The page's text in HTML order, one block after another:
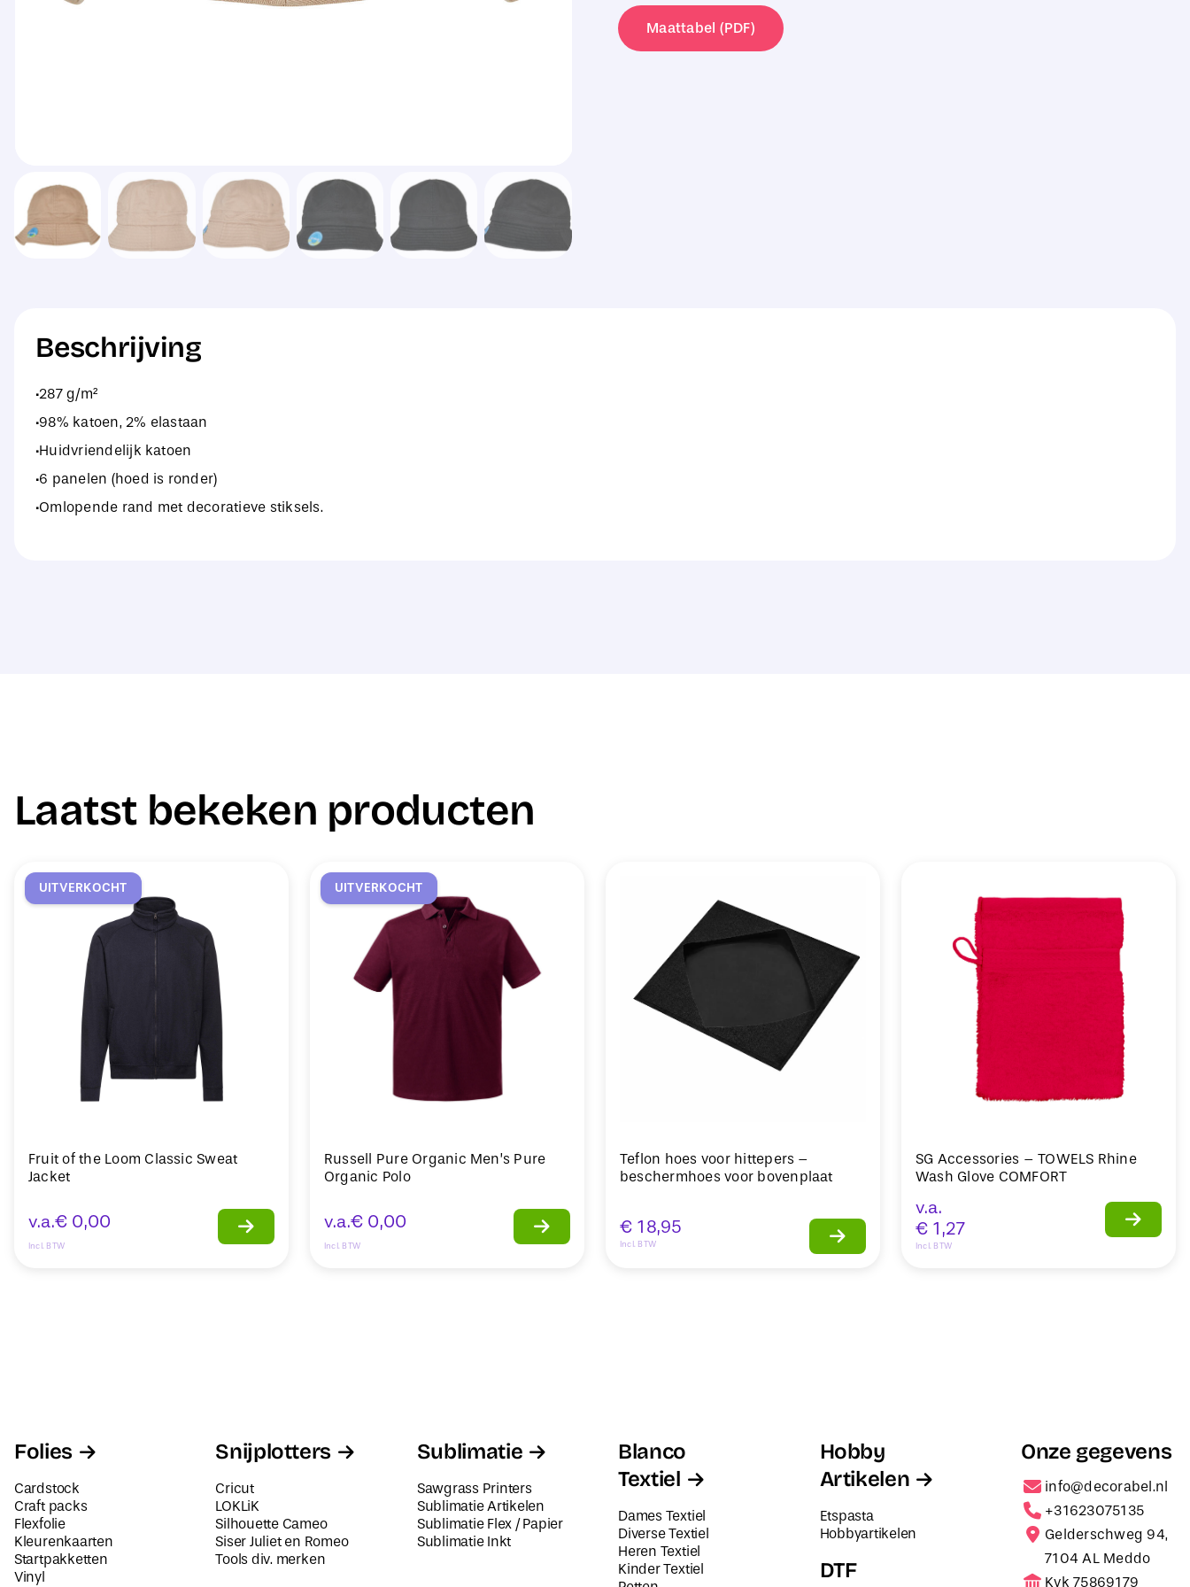
Notop
Tennis
Maattabel (PDF)
Beschrijving
·287 g/m²
·98% katoen, 2% elastaan
·Huidvriendelijk katoen
·6 panelen (hoed is ronder)
·Omlopende rand met decoratieve stiksels.
Laatst bekeken producten
UITVERKOCHT
Fruit of the Loom Classic Sweat
Jacket
v.a.€ 0,00
Incl. BTW
UITVERKOCHT
Russell Pure Organic Men’s Pure
Organic Polo
v.a.€ 0,00
Incl. BTW
Teflon hoes voor hittepers –
beschermhoes voor bovenplaat
€ 18,95
Incl. BTW
SG Accessories – TOWELS Rhine
Wash Glove COMFORT
v.a.
€ 1,27
Incl. BTW
Folies
Cardstock
Craft packs
Flexfolie
Kleurenkaarten
Startpakketten
Vinyl
Snijplotters
Cricut
LOKLiK
Silhouette Cameo
Siser Juliet en Romeo
Tools div. merken
Sublimatie
Sawgrass Printers
Sublimatie Artikelen
Sublimatie Flex / Papier
Sublimatie Inkt
Blanco
Textiel
Dames Textiel
Diverse Textiel
Heren Textiel
Kinder Textiel
Hobby
Artikelen
Etspasta
Hobbyartikelen
DTF
Onze gegevens
info@decorabel.nl
+31623075135
Gelderschweg 94,
7104 AL Meddo
Kvk 75869179